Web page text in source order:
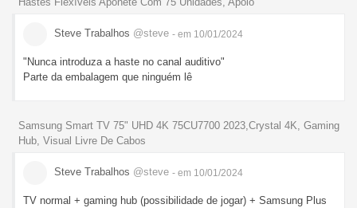
Steve Trabalhos @steve - em 10/01/2024
"Nunca introduza a haste no canal auditivo"
Parte da embalagem que ninguém lê
Samsung Smart TV 75" UHD 4K 75CU7700 2023,Crystal 4K, Gaming
Hub, Visual Livre De Cabos
Steve Trabalhos @steve - em 10/01/2024
TV normal + gaming hub (possibilidade de jogar) + Samsung Plus